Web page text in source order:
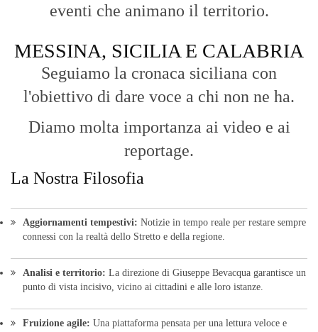
eventi che animano il territorio.
MESSINA, SICILIA E CALABRIA
Seguiamo la cronaca siciliana con
l'obiettivo di dare voce a chi non ne ha.
Diamo molta importanza ai video e ai
reportage.
La Nostra Filosofia
Aggiornamenti tempestivi: Notizie in tempo reale per restare sempre
connessi con la realtà dello Stretto e della regione.
Analisi e territorio: La direzione di Giuseppe Bevacqua garantisce un
punto di vista incisivo, vicino ai cittadini e alle loro istanze.
Fruizione agile: Una piattaforma pensata per una lettura veloce e